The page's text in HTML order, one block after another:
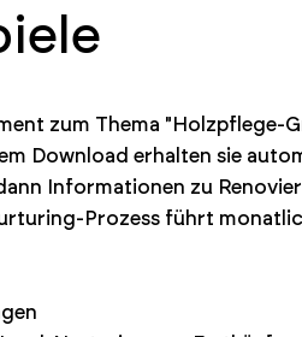
zum Thema "Holzpflege-
Download erhalten sie
Informationen zu
Prozess führt